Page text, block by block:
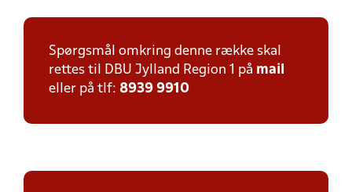
Spørgsmål omkring denne række skal
rettes til DBU Jylland Region 1 på mail
eller på tlf: 8939 9910